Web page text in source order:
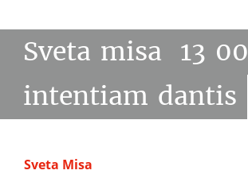
Sveta misa 13 00
intentiam dantis
Sveta Misa